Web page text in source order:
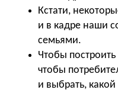
Кстати,
и в кадре наши
семьями.
Чтобы
чтобы
и выбрать,